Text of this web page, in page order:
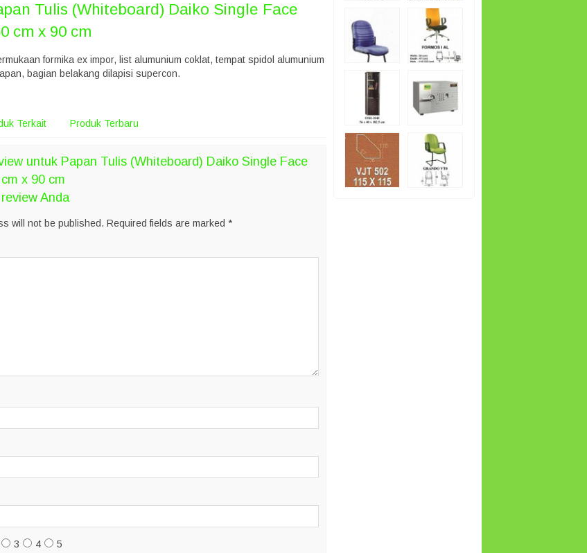
Tulis (Whiteboard) Daiko Single Face
cm x 90 cm
formika ex impor, list alumunium coklat, tempat spidol alumunium
bagian belakang dilapisi supercon.
Terkait Produk Terbaru
untuk Papan Tulis (Whiteboard) Daiko Single Face
x 90 cm
Anda
will not be published. Required fields are marked *
3 4 5